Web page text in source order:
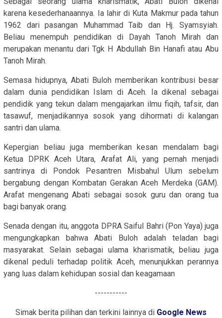
karena kesederhanaannya. Ia lahir di Kuta Makmur pada tahun
1962 dari pasangan Muhammad Taib dan Hj. Syamsyiah.
Beliau menempuh pendidikan di Dayah Tanoh Mirah dan
merupakan menantu dari Tgk H Abdullah Bin Hanafi atau Abu
Tanoh Mirah.
Semasa hidupnya, Abati Buloh memberikan kontribusi besar
dalam dunia pendidikan Islam di Aceh. Ia dikenal sebagai
pendidik yang tekun dalam mengajarkan ilmu fiqih, tafsir, dan
tasawuf, menjadikannya sosok yang dihormati di kalangan
santri dan ulama.
Kepergian beliau juga memberikan kesan mendalam bagi
Ketua DPRK Aceh Utara, Arafat Ali, yang pernah menjadi
santrinya di Pondok Pesantren Misbahul Ulum sebelum
bergabung dengan Kombatan Gerakan Aceh Merdeka (GAM).
Arafat mengenang Abati sebagai sosok guru dan orang tua
bagi banyak orang.
Senada dengan itu, anggota DPRA Saiful Bahri (Pon Yaya) juga
mengungkapkan bahwa Abati Buloh adalah teladan bagi
masyarakat. Selain sebagai ulama kharismatik, beliau juga
dikenal peduli terhadap politik Aceh, menunjukkan perannya
yang luas dalam kehidupan sosial dan keagamaan
-----------
Simak berita pilihan dan terkini lainnya di Google News